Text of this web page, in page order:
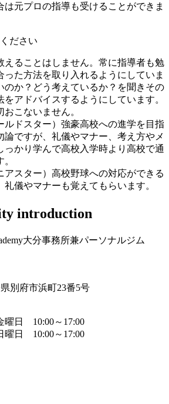
は元プロの指導も受けることができま
ださい
えることはしません。常に指導者も勉
った方法を取り入れるようにしていま
のか？どう考えているか？を聞きその
アドバイスするようにしています。
こないません。
ルドスター）強豪高校への進学を目指
論ですが、礼儀やマナー、考え方やメ
っかり学んで高校入学時より高校で通
アスター）高校野球への対応ができる
儀やマナーも覚えてもらいます。
introduction
大分事務所兼パーソナルジム
別府市浜町23番5号
曜日 10:00～17:00
曜日 10:00～17:00